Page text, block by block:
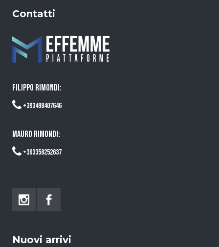
Contatti
FILIPPO RIMONDI:
+393498407646
MAURO RIMONDI:
+393358252637
Nuovi arrivi